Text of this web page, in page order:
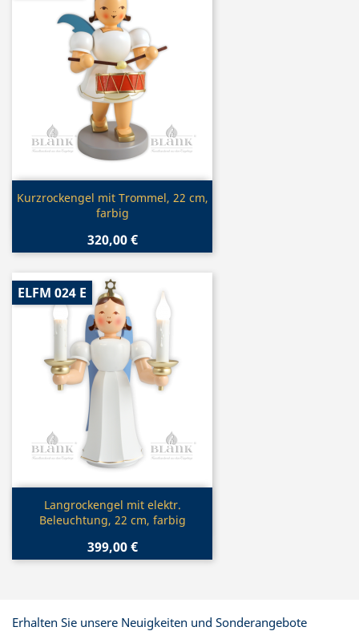
Vorschau
Kurzrockengel mit Trommel, 22 cm,
farbig
320,00 €
Vorschau
Langrockengel mit elektr.
Beleuchtung, 22 cm, farbig
399,00 €
ELFM 024 E
Erhalten Sie unsere Neuigkeiten und Sonderangebote